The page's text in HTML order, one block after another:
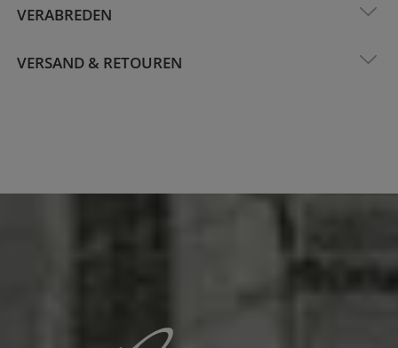
VERABREDEN
VERSAND & RETOUREN